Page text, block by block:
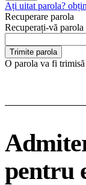
Ați uitat parola?
Recuperare parola
Recuperați-vă parola
O parola va fi trimisă
pentru